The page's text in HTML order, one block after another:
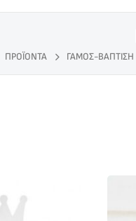
ΠΡΟΪΌΝΤΑ ΓΆΜΟΣ-ΒΆΠΤΙΣΗ